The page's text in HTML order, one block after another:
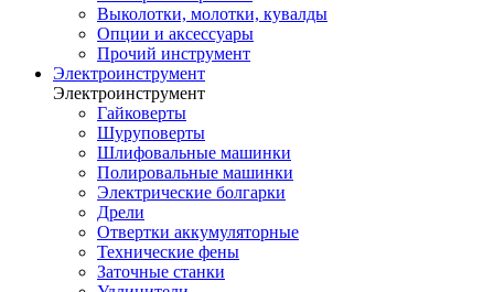
Выколотки, молотки, кувалды
Опции и аксессуары
Прочий инструмент
Электроинструмент
Электроинструмент
Гайковерты
Шуруповерты
Шлифовальные машинки
Полировальные машинки
Электрические болгарки
Дрели
Отвертки аккумуляторные
Технические фены
Заточные станки